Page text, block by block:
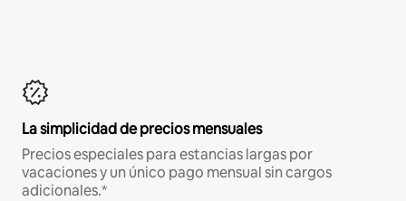
La simplicidad de precios mensuales
Precios especiales para estancias largas por
vacaciones y un único pago mensual sin cargos
adicionales.*